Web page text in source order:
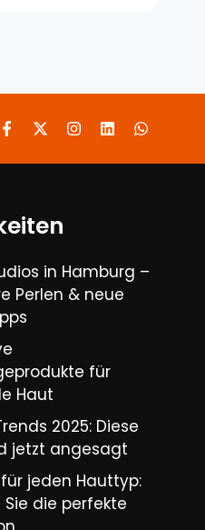
in Hamburg –
Perlen & neue
für
Haut
2025: Diese
jetzt angesagt
jeden Hauttyp:
Sie die perfekte